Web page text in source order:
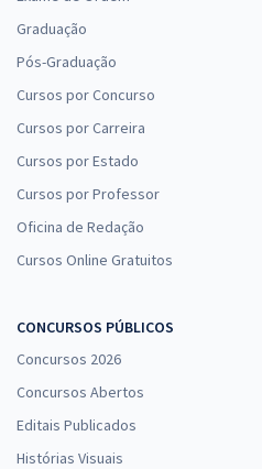
Graduação
Pós-Graduação
Cursos por Concurso
Cursos por Carreira
Cursos por Estado
Cursos por Professor
Oficina de Redação
Cursos Online Gratuitos
CONCURSOS PÚBLICOS
Concursos 2026
Concursos Abertos
Editais Publicados
Histórias Visuais